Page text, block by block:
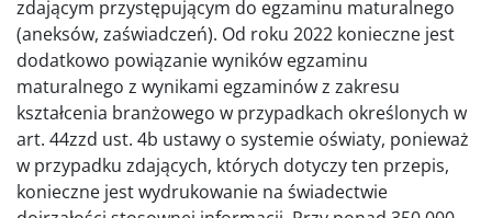
zdającym przystępującym do egzaminu maturalnego
(aneksów, zaświadczeń). Od roku 2022 konieczne jest
dodatkowo powiązanie wyników egzaminu
maturalnego z wynikami egzaminów z zakresu
kształcenia branżowego w przypadkach określonych w
art. 44zzd ust. 4b ustawy o systemie oświaty, ponieważ
w przypadku zdających, których dotyczy ten przepis,
konieczne jest wydrukowanie na świadectwie